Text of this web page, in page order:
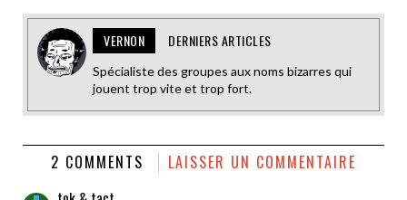
VERNON DERNIERS ARTICLES
Spécialiste des groupes aux noms bizarres qui
jouent trop vite et trop fort.
2 COMMENTS LAISSER UN COMMENTAIRE